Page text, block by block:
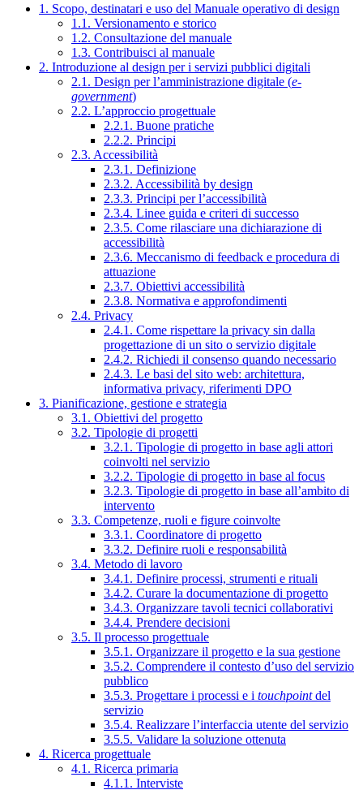
1. Scopo, destinatari e uso del Manuale operativo di design
1.1. Versionamento e storico
1.2. Consultazione del manuale
1.3. Contribuisci al manuale
2. Introduzione al design per i servizi pubblici digitali
2.1. Design per l’amministrazione digitale (e-
government)
2.2. L’approccio progettuale
2.2.1. Buone pratiche
2.2.2. Principi
2.3. Accessibilità
2.3.1. Definizione
2.3.2. Accessibilità by design
2.3.3. Principi per l’accessibilità
2.3.4. Linee guida e criteri di successo
2.3.5. Come rilasciare una dichiarazione di
accessibilità
2.3.6. Meccanismo di feedback e procedura di
attuazione
2.3.7. Obiettivi accessibilità
2.3.8. Normativa e approfondimenti
2.4. Privacy
2.4.1. Come rispettare la privacy sin dalla
progettazione di un sito o servizio digitale
2.4.2. Richiedi il consenso quando necessario
2.4.3. Le basi del sito web: architettura,
informativa privacy, riferimenti DPO
3. Pianificazione, gestione e strategia
3.1. Obiettivi del progetto
3.2. Tipologie di progetti
3.2.1. Tipologie di progetto in base agli attori
coinvolti nel servizio
3.2.2. Tipologie di progetto in base al focus
3.2.3. Tipologie di progetto in base all’ambito di
intervento
3.3. Competenze, ruoli e figure coinvolte
3.3.1. Coordinatore di progetto
3.3.2. Definire ruoli e responsabilità
3.4. Metodo di lavoro
3.4.1. Definire processi, strumenti e rituali
3.4.2. Curare la documentazione di progetto
3.4.3. Organizzare tavoli tecnici collaborativi
3.4.4. Prendere decisioni
3.5. Il processo progettuale
3.5.1. Organizzare il progetto e la sua gestione
3.5.2. Comprendere il contesto d’uso del servizio
pubblico
3.5.3. Progettare i processi e i touchpointdel
servizio
3.5.4. Realizzare l’interfaccia utente del servizio
3.5.5. Validare la soluzione ottenuta
4. Ricerca progettuale
4.1. Ricerca primaria
4.1.1. Interviste